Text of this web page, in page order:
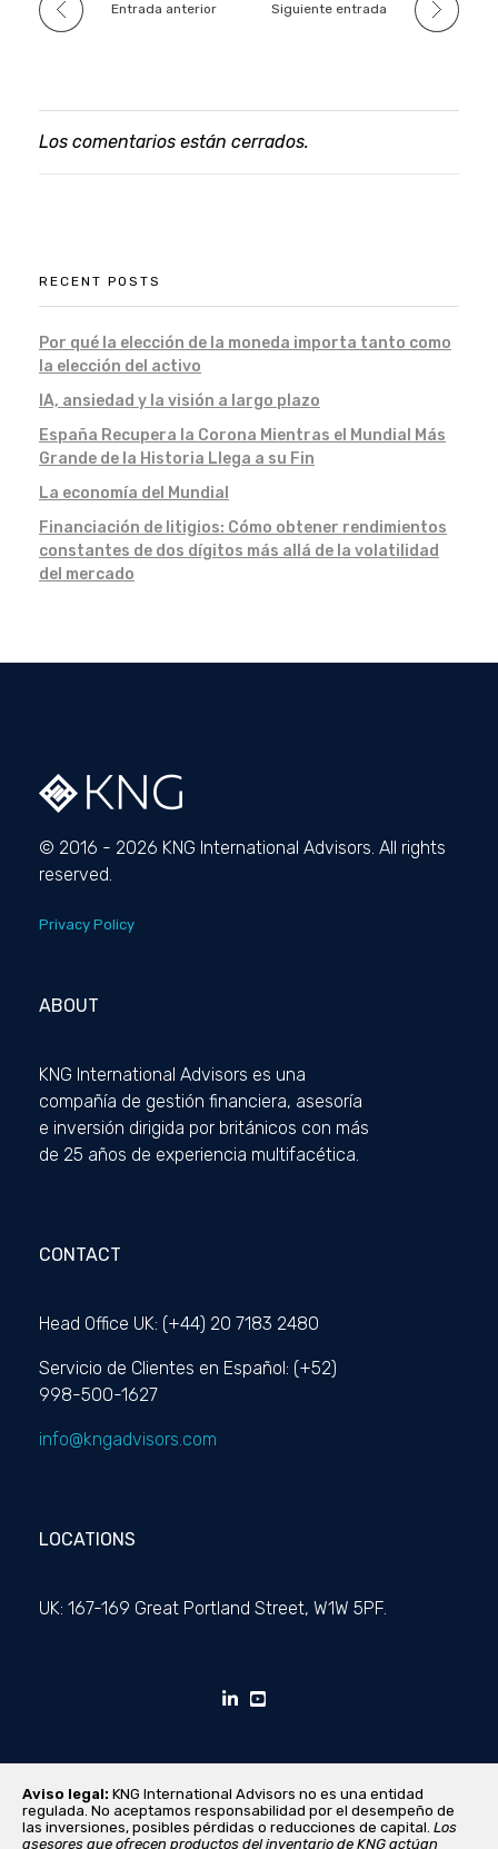
Entrada anterior Siguiente entrada
Los comentarios están cerrados.
RECENT POSTS
Por qué la elección de la moneda importa tanto como
la elección del activo
IA, ansiedad y la visión a largo plazo
España Recupera la Corona Mientras el Mundial Más
Grande de la Historia Llega a su Fin
La economía del Mundial
Financiación de litigios: Cómo obtener rendimientos
constantes de dos dígitos más allá de la volatilidad
del mercado
© 2016 - 2026 KNG International Advisors. All rights
reserved.
Privacy Policy
ABOUT
KNG International Advisors es una
compañía de gestión financiera, asesoría
e inversión dirigida por británicos con más
de 25 años de experiencia multifacética.
CONTACT
Head Office UK: (+44) 20 7183 2480
Servicio de Clientes en Español: (+52)
998-500-1627
info@kngadvisors.com
LOCATIONS
UK: 167-169 Great Portland Street, W1W 5PF.
Aviso legal: KNG International Advisors no es una entidad
regulada. No aceptamos responsabilidad por el desempeño de
las inversiones, posibles pérdidas o reducciones de capital. Los
asesores que ofrecen productos del inventario de KNG actúan